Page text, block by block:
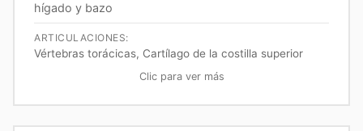
hígado y bazo
ARTICULACIONES:
Vértebras torácicas, Cartílago de la costilla superior
Clic para ver más